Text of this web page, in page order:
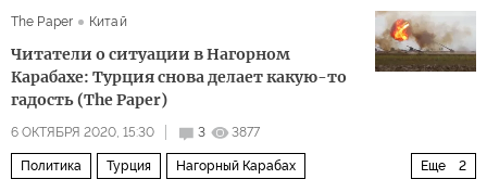
The Paper Китай
Читатели о ситуации в Нагорном
Карабахе: Турция снова делает какую-то
гадость (The Paper)
6 ОКТЯБРЯ 2020, 15:30 3 3877
Еще 2
Политика Турция Нагорный Карабах